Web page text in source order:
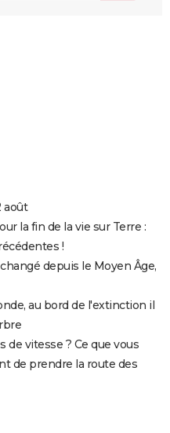
août
la fin de la vie sur Terre :
!
depuis le Moyen Âge,
au bord de l'extinction il
de vitesse ? Ce que vous
de prendre la route des